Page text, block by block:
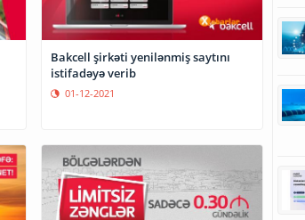
Bakcell şirkəti yenilənmiş saytını
istifadəyə verib
01-12-2021